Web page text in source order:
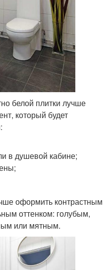
белой плитки лучше
который будет
в душевой кабине;
оформить контрастным
оттенком: голубым,
или мятным.